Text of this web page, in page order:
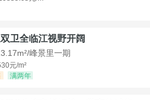
卫全临江视野开阔
峰景里一期
元/m²
满两年